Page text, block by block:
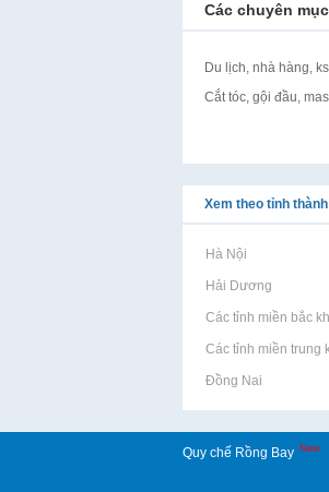
Các chuyên
Du lịch, nhà hàng, ks
Cắt tóc, gội đầu,
Xem theo tỉnh thành
Rao vặt tại Hà Nội
Rao vặt tại Hải Dương
Rao vặt tại Các tỉnh miền bắc
Rao vặt tại Các tỉnh miền trung
Rao vặt tại Đồng Nai
Quy chế Rồng Bay New